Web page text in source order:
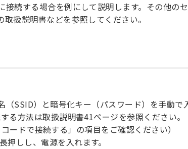
接続する場合を例にして説明します。その他の
扱説明書などを参照してください。
（SSID）と暗号化キー（パスワード）を手動
る方法は取扱説明書41ページを参照ください。
コードで接続する」の項目をご確認ください）
押しし、電源を入れます。